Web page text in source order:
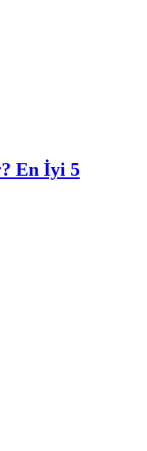
En İyi 5